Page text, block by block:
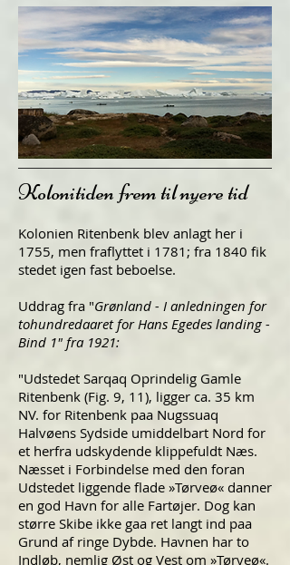
Kolonitiden frem til nyere tid
Kolonien Ritenbenk blev anlagt her i
1755, men fraflyttet i 1781; fra 1840 fik
stedet igen fast beboelse.
Uddrag fra "Grønland - I anledningen for
tohundredaaret for Hans Egedes landing -
Bind 1" fra 1921:
"Udstedet Sarqaq Oprindelig Gamle
Ritenbenk (Fig. 9, 11), ligger ca. 35 km
NV. for Ritenbenk paa Nugssuaq
Halvøens Sydside umiddelbart Nord for
et herfra udskydende klippefuldt Næs.
Næsset i Forbindelse med den foran
Udstedet liggende flade »Tørveø« danner
en god Havn for alle Fartøjer. Dog kan
større Skibe ikke gaa ret langt ind paa
Grund af ringe Dybde. Havnen har to
Indløb, nemlig Øst og Vest om »Tørveø«.